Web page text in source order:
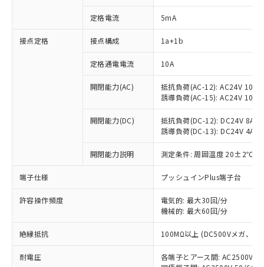
定格電流 5mA
接点定格 接点構成 1a+1b
定格通電電流 10A
開閉能力(AC)
抵抗負荷(AC-12): AC24V 10A/
誘導負荷(AC-15): AC24V
開閉能力(DC)
抵抗負荷(DC-12): DC24V 8A/
誘導負荷(DC-13): DC24V 4A/
開閉能力説明 測定条件: 周囲温度 20±2℃、
端子仕様 プッシュインPlus端子台
許容操作頻度
電気的: 最大30回/分
機械的: 最大60回/分
絶縁抵抗 100MΩ以上 (DC500Vメガ、点
耐電圧
各端子とアース間: AC2500V
ご利用条件
以下の条件をお読みいただき、同意のうえ
本サービスは、当社制御機器事業取扱
商品の当社在庫状況および標準価格
(税抜)を提供させていただくもので
当社制御機器事業取扱商品の中には、
本サービスの対象外となる商品もある
ことをご了承ください。
※1 対応状況
対応済み：EU RoHS指令（10物質）の
非含有に対応した製品が提供可能な商品で
対応予定：EU RoHS指令（10物質）の非含
有に対応した製品に切り替える予定のある
対応予定なし：EU RoHS指令（10物質）の
非含有に非対応の商品で、対応品を出す予
調査・確認中：EU RoHS指令（10物質）の
非含有の対応状況を調査中または確認中の
商品です。
非該当品：ライセンス料など無形物で、有
害物質有無と関係のない商品です。
仕入先様の事情により、非含有部品として
いたものが、含有品と判明した場合などや
「○」：最大均質材料含有率が中国RoHSの
「×」：最大均質材料含有率が中国RoHSの
基準値を超えていることを示します。
当社は、これら貴社製品のうち、外国